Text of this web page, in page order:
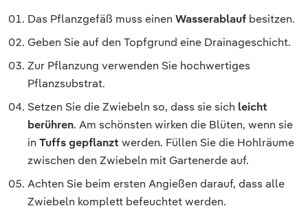
Das Pflanzgefäß muss einen Wasserablauf besitzen.
Geben Sie auf den Topfgrund eine Drainageschicht.
Zur Pflanzung verwenden Sie hochwertiges
Pflanzsubstrat.
Setzen Sie die Zwiebeln so, dass sie sich leicht
berühren. Am schönsten wirken die Blüten, wenn sie
in Tuffs gepflanzt werden. Füllen Sie die Hohlräume
zwischen den Zwiebeln mit Gartenerde auf.
Achten Sie beim ersten Angießen darauf, dass alle
Zwiebeln komplett befeuchtet werden.